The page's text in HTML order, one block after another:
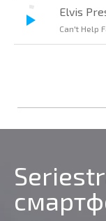
Elvis
Can't Help